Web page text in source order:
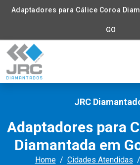
Adaptadores para Cálice Coroa
GO
JRC
Adaptadores para
Diamantada em
Home Cidades Atendidas